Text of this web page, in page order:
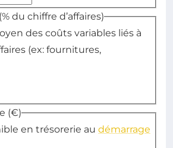
du chiffre d’affaires)
des coûts variables liés à
(ex: fournitures,
(€)
en trésorerie au démarrage